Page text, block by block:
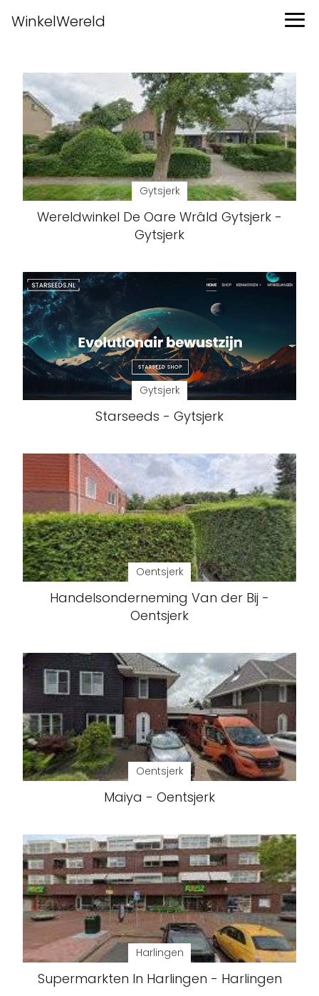
WinkelWereld
Gytsjerk
Wereldwinkel De Oare Wrâld Gytsjerk -
Gytsjerk
Gytsjerk
Starseeds - Gytsjerk
Oentsjerk
Handelsonderneming Van der Bij -
Oentsjerk
Oentsjerk
Maiya - Oentsjerk
Harlingen
Supermarkten In Harlingen - Harlingen